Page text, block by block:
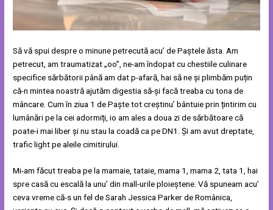
Să vă spui despre o minune petrecută acu’ de Paștele ăsta. Am
petrecut, am traumatizat „oo”, ne-am îndopat cu chestiile culinare
specifice sărbătorii până am dat p-afară, hai să ne și plimbăm puțin
că-n mintea noastră ajutăm digestia să-și facă treaba cu tona de
mâncare. Cum în ziua 1 de Paște tot creștinu’ bântuie prin țintirim cu
lumânări pe la cei adormiți, io am ales a doua zi de sărbătoare că
poate-i mai liber și nu stau la coadă ca pe DN1. Și am avut dreptate,
trafic light pe aleile cimitirului.
Mi-am făcut treaba pe la mamaie, tataie, mama 1, mama 2, tata 1, hai
spre casă cu escală la unu’ din mall-urile ploieștene. Vă spuneam acu’
ceva vreme că-s un fel de Sarah Jessica Parker de Românica,